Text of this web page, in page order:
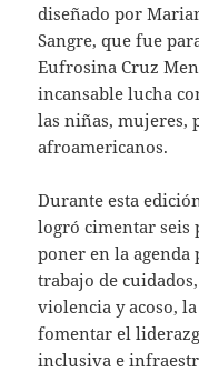
diseñado por
Sangre, que fue
Eufrosina Cruz
incansable lucha
las niñas, mujeres,
afroamericanos.
Durante esta
logró cimentar seis
poner en la
trabajo de
violencia y acoso,
fomentar el
inclusiva e